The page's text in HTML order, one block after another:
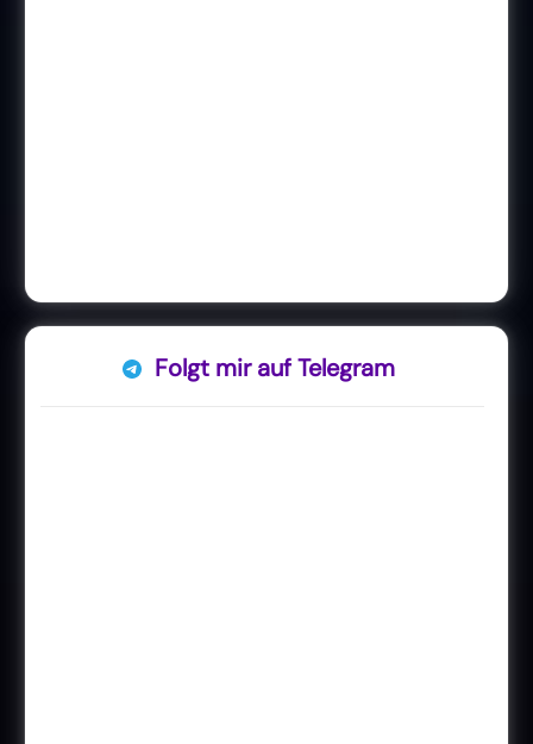
Folgt mir auf Telegram